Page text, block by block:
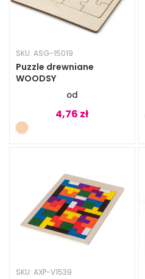
SKU: ASG-15019
Puzzle drewniane
WOODSY
4,76 zł
SKU: AXP-V1539